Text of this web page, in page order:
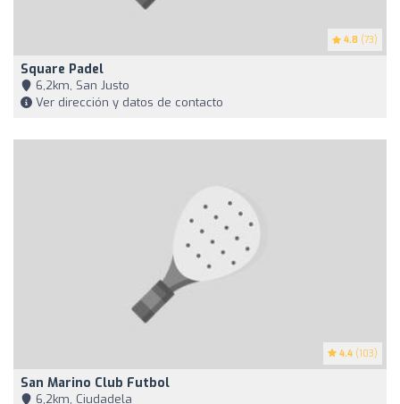
4.8 (73)
Square Padel
6,2km, San Justo
Ver dirección y datos de contacto
4.4 (103)
San Marino Club Futbol
6,2km, Ciudadela